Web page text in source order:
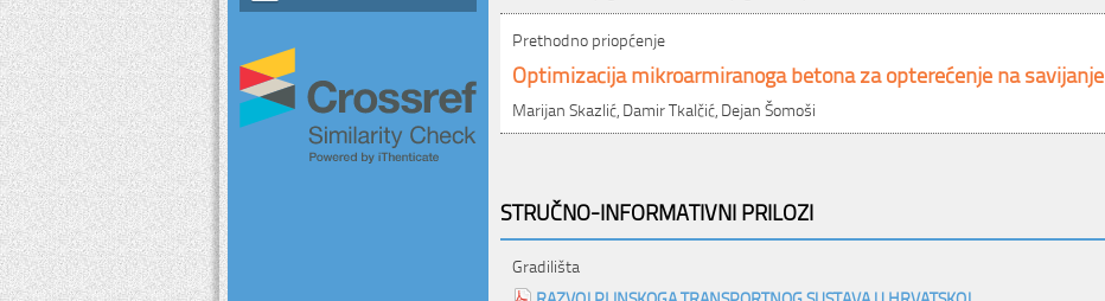
Prethodno priopćenje
Optimizacija mikroarmiranoga betona za opterećenje na savijanje
Marijan Skazlić, Damir Tkalčić, Dejan Šomoši
STRUČNO-INFORMATIVNI PRILOZI
Gradilišta